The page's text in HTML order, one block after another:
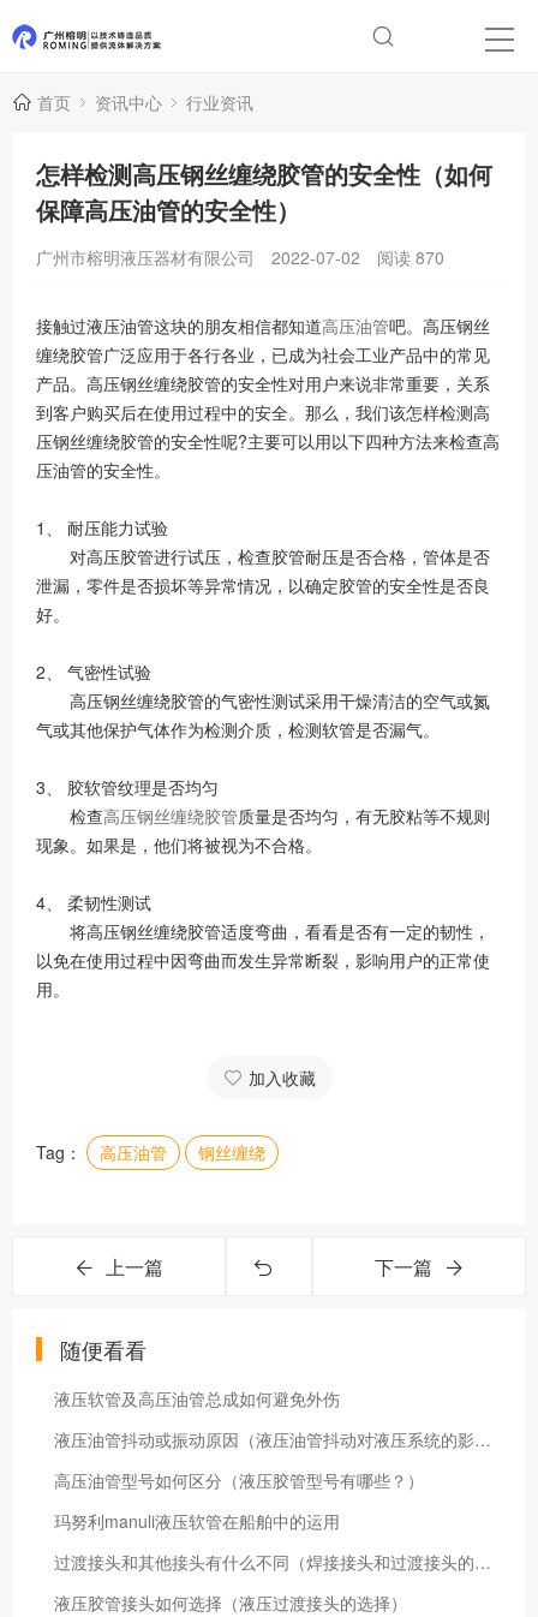
首页 资讯中心 行业资讯
怎样检测高压钢丝缠绕胶管的安全性（如何
保障高压油管的安全性）
广州市榕明液压器材有限公司 2022-07-02 阅读 870
接触过液压油管这块的朋友相信都知道高压油管吧。高压钢丝
缠绕胶管广泛应用于各行各业，已成为社会工业产品中的常见
产品。高压钢丝缠绕胶管的安全性对用户来说非常重要，关系
到客户购买后在使用过程中的安全。那么，我们该怎样检测高
压钢丝缠绕胶管的安全性呢?主要可以用以下四种方法来检查高
压油管的安全性。
1、 耐压能力试验
对高压胶管进行试压，检查胶管耐压是否合格，管体是否
泄漏，零件是否损坏等异常情况，以确定胶管的安全性是否良
好。
2、 气密性试验
高压钢丝缠绕胶管的气密性测试采用干燥清洁的空气或氮
气或其他保护气体作为检测介质，检测软管是否漏气。
3、 胶软管纹理是否均匀
检查高压钢丝缠绕胶管质量是否均匀，有无胶粘等不规则
现象。如果是，他们将被视为不合格。
4、 柔韧性测试
将高压钢丝缠绕胶管适度弯曲，看看是否有一定的韧性，
以免在使用过程中因弯曲而发生异常断裂，影响用户的正常使
用。
加入收藏
Tag： 高压油管 钢丝缠绕
上一篇 下一篇
随便看看
液压软管及高压油管总成如何避免外伤
液压油管抖动或振动原因（液压油管抖动对液压系统的影响）
高压油管型号如何区分（液压胶管型号有哪些？）
玛努利manuli液压软管在船舶中的运用
过渡接头和其他接头有什么不同（焊接接头和过渡接头的区别）
液压胶管接头如何选择（液压过渡接头的选择）